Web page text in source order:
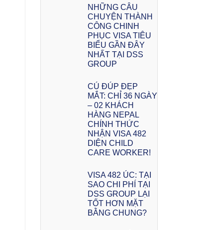
NHỮNG CÂU
CHUYỆN THÀNH
CÔNG CHINH
PHỤC VISA TIÊU
BIỂU GẦN ĐÂY
NHẤT TẠI DSS
GROUP
CÚ ĐÚP ĐẸP
MẮT: CHỈ 36 NGÀY
– 02 KHÁCH
HÀNG NEPAL
CHÍNH THỨC
NHẬN VISA 482
DIỆN CHILD
CARE WORKER!
VISA 482 ÚC: TẠI
SAO CHI PHÍ TẠI
DSS GROUP LẠI
TỐT HƠN MẶT
BẰNG CHUNG?